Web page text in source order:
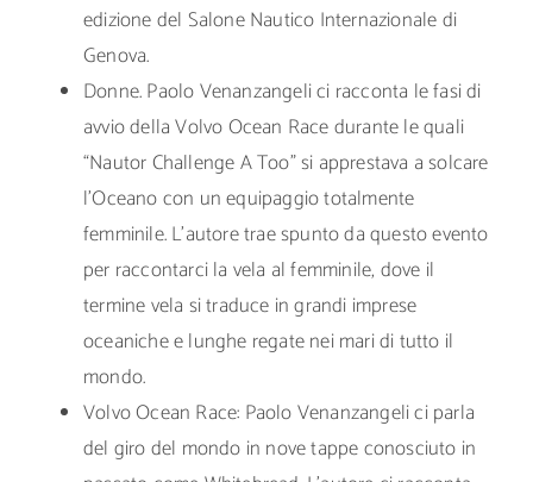
edizione del Salone Nautico Internazionale di
Genova.
Donne. Paolo Venanzangeli ci racconta le fasi di
avvio della Volvo Ocean Race durante le quali
“Nautor Challenge A Too” si apprestava a solcare
l’Oceano con un equipaggio totalmente
femminile. L’autore trae spunto da questo evento
per raccontarci la vela al femminile, dove il
termine vela si traduce in grandi imprese
oceaniche e lunghe regate nei mari di tutto il
mondo.
Volvo Ocean Race: Paolo Venanzangeli ci parla
del giro del mondo in nove tappe conosciuto in